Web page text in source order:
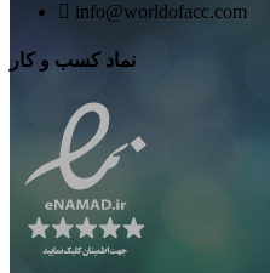
info@worldofacc.com
نماد کسب و کار